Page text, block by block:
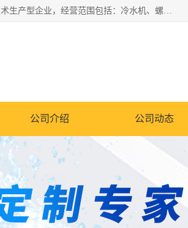
宿迁慈乌温控科技有限公司是一家集工业冷水机研发、制造、营销、服务于一体的技术生产型企业，经营范围包括：冷水机、螺杆式冷水机组、工业冷水机、水冷式冷水机、风冷式冷水机组、风冷螺杆式冷冻机组、冷冻机、注塑专用冷水机、混泥土专用冷水机、低温防爆冷水机组等。专业温控设备供应商 模温机/冷水机/导热油炉定制服务等
公司介绍 公司动态